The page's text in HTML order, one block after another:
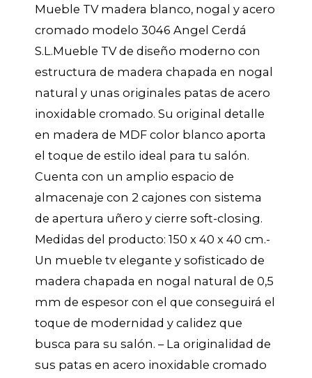
Mueble TV madera blanco, nogal y acero
cromado modelo 3046 Angel Cerdá
S.L.Mueble TV de diseño moderno con
estructura de madera chapada en nogal
natural y unas originales patas de acero
inoxidable cromado. Su original detalle
en madera de MDF color blanco aporta
el toque de estilo ideal para tu salón.
Cuenta con un amplio espacio de
almacenaje con 2 cajones con sistema
de apertura uñero y cierre soft-closing.
Medidas del producto: 150 x 40 x 40 cm.-
Un mueble tv elegante y sofisticado de
madera chapada en nogal natural de 0,5
mm de espesor con el que conseguirá el
toque de modernidad y calidez que
busca para su salón. – La originalidad de
sus patas en acero inoxidable cromado